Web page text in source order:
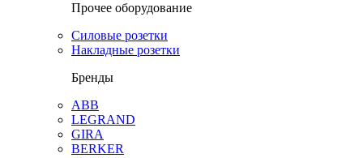
Прочее оборудование
Силовые розетки
Накладные розетки
Бренды
ABB
LEGRAND
GIRA
BERKER